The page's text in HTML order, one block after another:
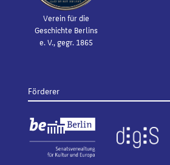
Verein für die
Geschichte Berlins
e. V., gegr. 1865
Förderer